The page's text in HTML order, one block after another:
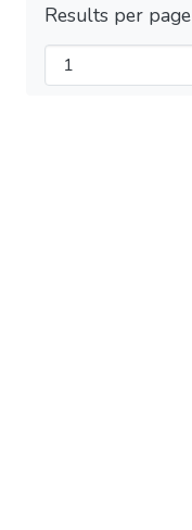
Results per page